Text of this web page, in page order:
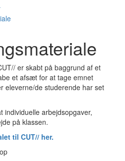
er skabt på baggrund af et
et afsæt for at tage emnet
eleverne/de studerende har set
individuelle arbejdsopgaver,
på klassen.
til CUT// her.